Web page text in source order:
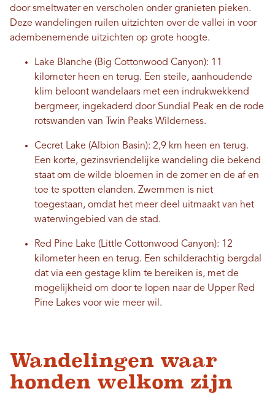
door smeltwater en verscholen onder granieten pieken.
Deze wandelingen ruilen uitzichten over de vallei in voor
adembenemende uitzichten op grote hoogte.
Lake Blanche (Big Cottonwood Canyon): 11
kilometer heen en terug. Een steile, aanhoudende
klim beloont wandelaars met een indrukwekkend
bergmeer, ingekaderd door Sundial Peak en de rode
rotswanden van Twin Peaks Wilderness.
Cecret Lake (Albion Basin): 2,9 km heen en terug.
Een korte, gezinsvriendelijke wandeling die bekend
staat om de wilde bloemen in de zomer en de af en
toe te spotten elanden. Zwemmen is niet
toegestaan, omdat het meer deel uitmaakt van het
waterwingebied van de stad.
Red Pine Lake (Little Cottonwood Canyon): 12
kilometer heen en terug. Een schilderachtig bergdal
dat via een gestage klim te bereiken is, met de
mogelijkheid om door te lopen naar de Upper Red
Pine Lakes voor wie meer wil.
Wandelingen waar
honden welkom zijn